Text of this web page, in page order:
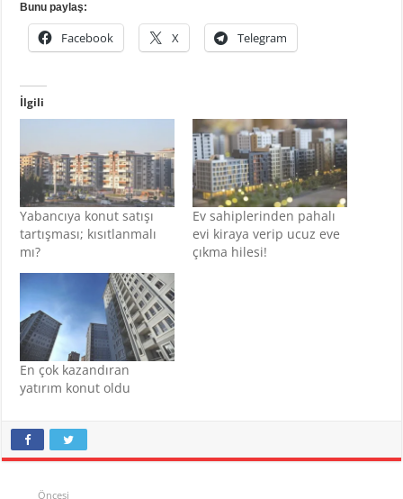
Bunu paylaş:
Facebook X Telegram
İlgili
Yabancıya konut satışı
tartışması; kısıtlanmalı
mı?
Ev sahiplerinden pahalı
evi kiraya verip ucuz eve
çıkma hilesi!
En çok kazandıran
yatırım konut oldu
Öncesi